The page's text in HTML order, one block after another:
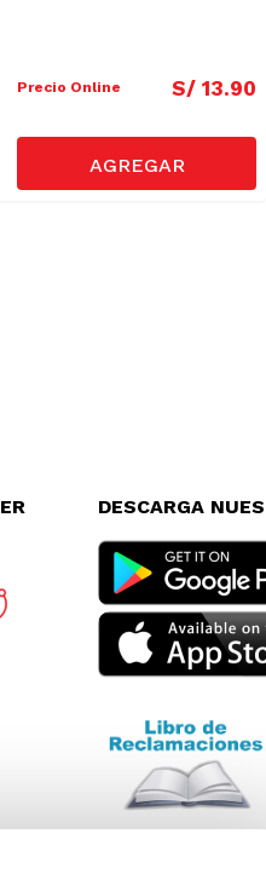
Precio Online S/ 13.90
DESCARGA